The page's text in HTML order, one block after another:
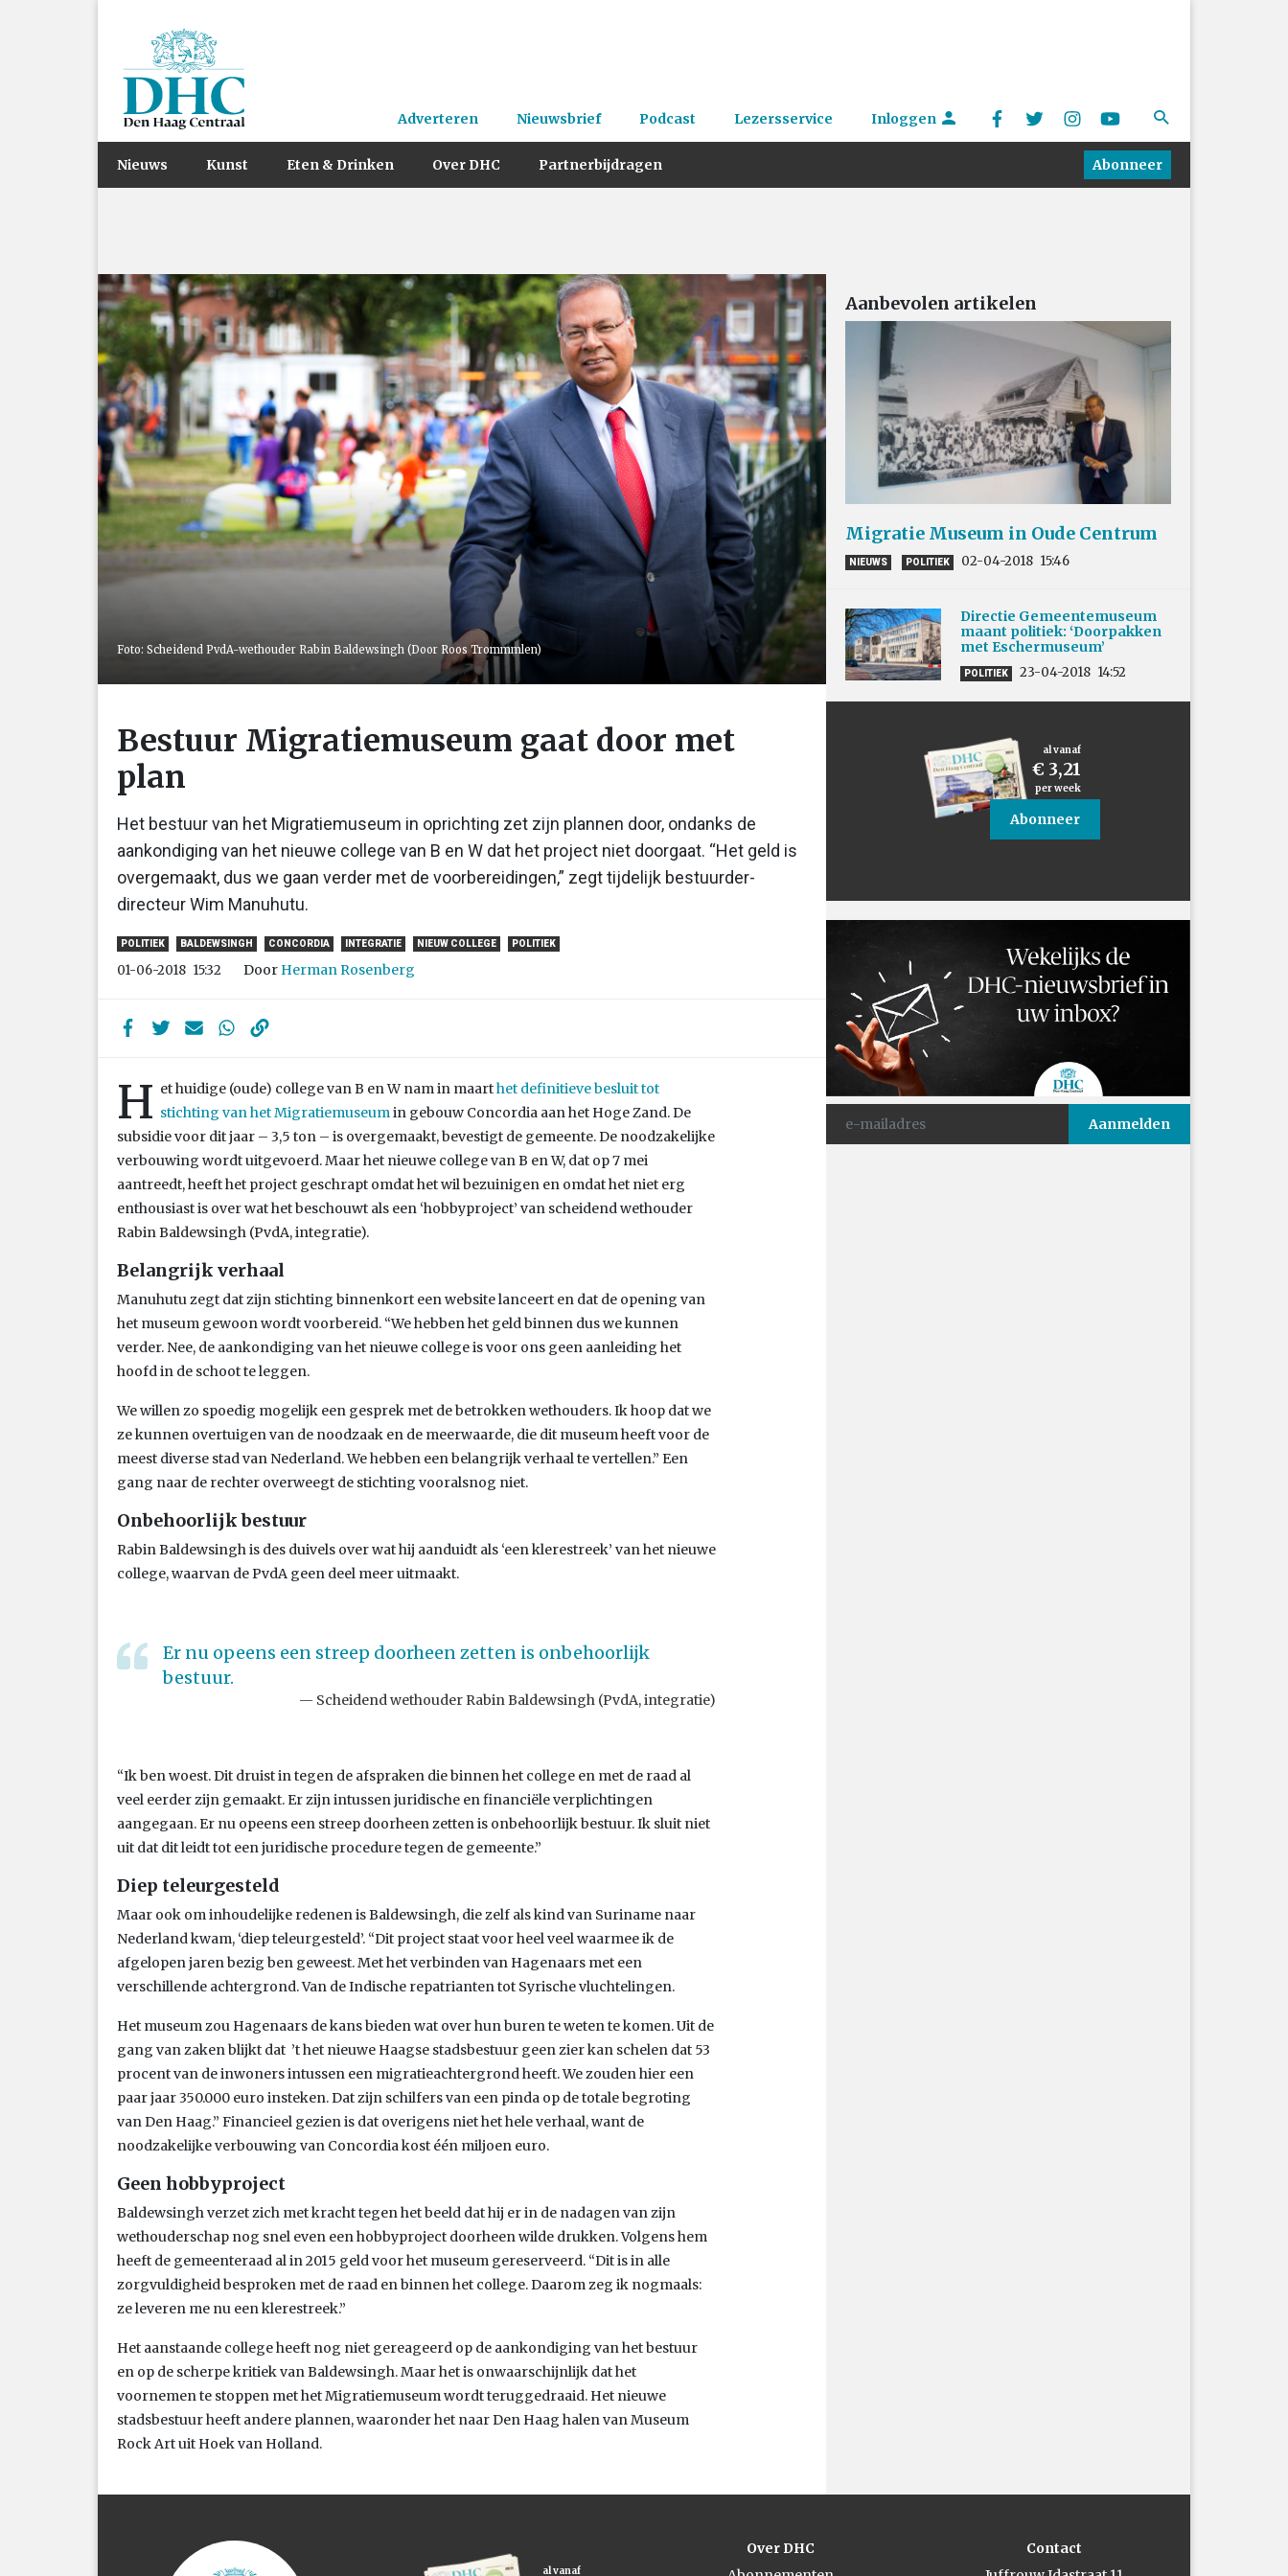
Adverteren Nieuwsbrief Podcast Lezersservice Inloggen
Nieuws Kunst Eten & Drinken Over DHC Partnerbijdragen Abonneer
Foto: Scheidend PvdA-wethouder Rabin Baldewsingh (Door Roos Trommmlen)
Bestuur Migratiemuseum gaat door met
plan
Het bestuur van het Migratiemuseum in oprichting zet zijn plannen door, ondanks de
aankondiging van het nieuwe college van B en W dat het project niet doorgaat. “Het geld is
overgemaakt, dus we gaan verder met de voorbereidingen,” zegt tijdelijk bestuurder-
directeur Wim Manuhutu.
POLITIEK BALDEWSINGH CONCORDIA INTEGRATIE NIEUW COLLEGE POLITIEK
01-06-2018 15:32 Door Herman Rosenberg
H et huidige (oude) college van B en W nam in maarthet definitieve besluit tot
stichting van het Migratiemuseum in gebouw Concordia aan het Hoge Zand. De
subsidie voor dit jaar – 3,5 ton – is overgemaakt, bevestigt de gemeente. De noodzakelijke
verbouwing wordt uitgevoerd. Maar het nieuwe college van B en W, dat op 7 mei
aantreedt, heeft het project geschrapt omdat het wil bezuinigen en omdat het niet erg
enthousiast is over wat het beschouwt als een ‘hobbyproject’ van scheidend wethouder
Rabin Baldewsingh (PvdA, integratie).
Belangrijk verhaal
Manuhutu zegt dat zijn stichting binnenkort een website lanceert en dat de opening van
het museum gewoon wordt voorbereid. “We hebben het geld binnen dus we kunnen
verder. Nee, de aankondiging van het nieuwe college is voor ons geen aanleiding het
hoofd in de schoot te leggen.
We willen zo spoedig mogelijk een gesprek met de betrokken wethouders. Ik hoop dat we
ze kunnen overtuigen van de noodzaak en de meerwaarde, die dit museum heeft voor de
meest diverse stad van Nederland. We hebben een belangrijk verhaal te vertellen.” Een
gang naar de rechter overweegt de stichting vooralsnog niet.
Onbehoorlijk bestuur
Rabin Baldewsingh is des duivels over wat hij aanduidt als ‘een klerestreek’ van het nieuwe
college, waarvan de PvdA geen deel meer uitmaakt.
Er nu opeens een streep doorheen zetten is onbehoorlijk
bestuur.
Scheidend wethouder Rabin Baldewsingh (PvdA, integratie)
“Ik ben woest. Dit druist in tegen de afspraken die binnen het college en met de raad al
veel eerder zijn gemaakt. Er zijn intussen juridische en financiële verplichtingen
aangegaan. Er nu opeens een streep doorheen zetten is onbehoorlijk bestuur. Ik sluit niet
uit dat dit leidt tot een juridische procedure tegen de gemeente.”
Diep teleurgesteld
Maar ook om inhoudelijke redenen is Baldewsingh, die zelf als kind van Suriname naar
Nederland kwam, ‘diep teleurgesteld’. “Dit project staat voor heel veel waarmee ik de
afgelopen jaren bezig ben geweest. Met het verbinden van Hagenaars met een
verschillende achtergrond. Van de Indische repatrianten tot Syrische vluchtelingen.
Het museum zou Hagenaars de kans bieden wat over hun buren te weten te komen. Uit de
gang van zaken blijkt dat ’t het nieuwe Haagse stadsbestuur geen zier kan schelen dat 53
procent van de inwoners intussen een migratieachtergrond heeft. We zouden hier een
paar jaar 350.000 euro insteken. Dat zijn schilfers van een pinda op de totale begroting
van Den Haag.” Financieel gezien is dat overigens niet het hele verhaal, want de
noodzakelijke verbouwing van Concordia kost één miljoen euro.
Geen hobbyproject
Baldewsingh verzet zich met kracht tegen het beeld dat hij er in de nadagen van zijn
wethouderschap nog snel even een hobbyproject doorheen wilde drukken. Volgens hem
heeft de gemeenteraad al in 2015 geld voor het museum gereserveerd. “Dit is in alle
zorgvuldigheid besproken met de raad en binnen het college. Daarom zeg ik nogmaals:
ze leveren me nu een klerestreek.”
Het aanstaande college heeft nog niet gereageerd op de aankondiging van het bestuur
en op de scherpe kritiek van Baldewsingh. Maar het is onwaarschijnlijk dat het
voornemen te stoppen met het Migratiemuseum wordt teruggedraaid. Het nieuwe
stadsbestuur heeft andere plannen, waaronder het naar Den Haag halen van Museum
Rock Art uit Hoek van Holland.
Aanbevolen artikelen
Migratie Museum in Oude Centrum
NIEUWS POLITIEK 02-04-2018 15:46
Directie Gemeentemuseum
maant politiek: ‘Doorpakken
met Eschermuseum’
POLITIEK 23-04-2018 14:52
al vanaf
€ 3,21
per week
Abonneer
al vanaf
Over DHC
Contact